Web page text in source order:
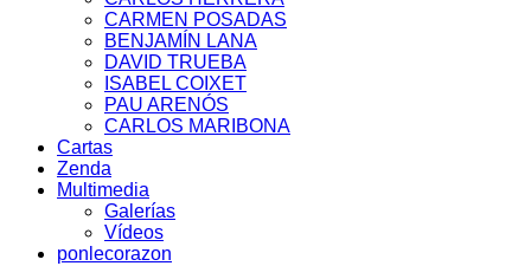
CARMEN POSADAS
BENJAMÍN LANA
DAVID TRUEBA
ISABEL COIXET
PAU ARENÓS
CARLOS MARIBONA
Cartas
Zenda
Multimedia
Galerías
Vídeos
ponlecorazon